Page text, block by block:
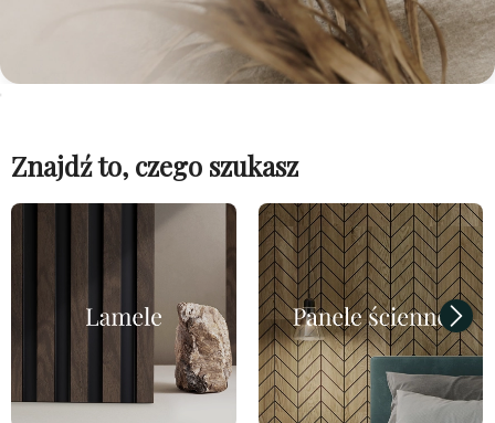
Znajdź to, czego szukasz